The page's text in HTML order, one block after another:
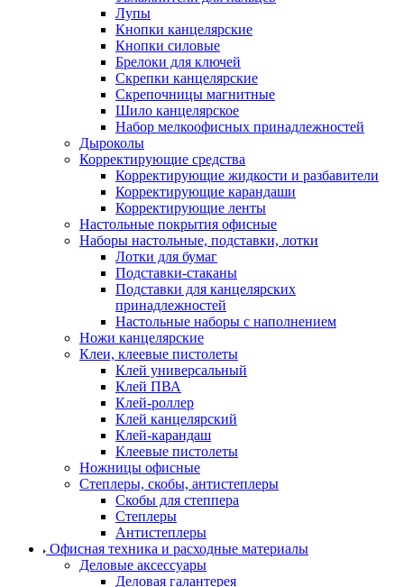
Лупы
Кнопки канцелярские
Кнопки силовые
Брелоки для ключей
Скрепки канцелярские
Скрепочницы магнитные
Шило канцелярское
Набор мелкоофисных принадлежностей
Дыроколы
Корректирующие средства
Корректирующие жидкости и разбавители
Корректирующие карандаши
Корректирующие ленты
Настольные покрытия офисные
Наборы настольные, подставки, лотки
Лотки для бумаг
Подставки-стаканы
Подставки для канцелярских
принадлежностей
Настольные наборы с наполнением
Ножи канцелярские
Клеи, клеевые пистолеты
Клей универсальный
Клей ПВА
Клей-роллер
Клей канцелярский
Клей-карандаш
Клеевые пистолеты
Ножницы офисные
Степлеры, скобы, антистеплеры
Скобы для степпера
Степлеры
Антистеплеры
Офисная техника и расходные материалы
Деловые аксессуары
Деловая галантерея